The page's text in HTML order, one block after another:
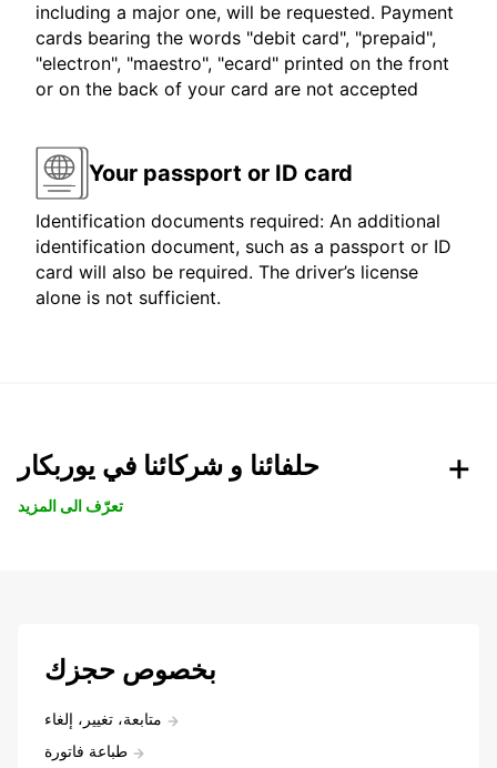
including a major one, will be requested. Payment
cards bearing the words "debit card", "prepaid",
"electron", "maestro", "ecard" printed on the front
or on the back of your card are not accepted
Your passport or ID card
Identification documents required: An additional
identification document, such as a passport or ID
card will also be required. The driver’s license
alone is not sufficient.
حلفائنا و شركائنا في يوربكار
تعرّف الى المزيد
بخصوص حجزك
متابعة، تغيير، إلغاء
طباعة فاتورة